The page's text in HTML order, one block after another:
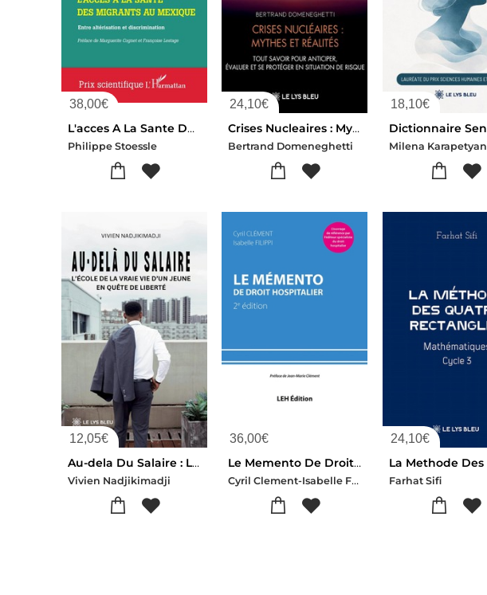
38,00€
L'acces A La Sante Des Migrants Au Mexique : Entre Alterisation Et Discrimination
Philippe Stoessle
24,10€
Crises Nucleaires : Mythes Et Realites : Tout Savoir Pour Anticiper, Evaluer Et Se Proteger En Situation De Risque
Bertrand Domeneghetti
18,10€
Milena Karapetyan
12,05€
Au-dela Du Salaire : L'ecole De La Vraie Vie D'un Jeune En Quete De Liberte
Vivien Nadjikimadji
36,00€
Le Memento De Droit Hospitalier - 2e Edition
Cyril Clement-Isabelle Filippi
24,10€
Farhat Sifi